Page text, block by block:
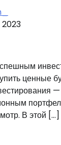
2023
ценные
В этой […]